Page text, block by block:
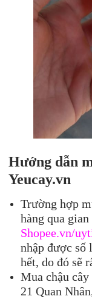
Hướng dẫn
Yeucay.vn
Trường hợp
hàng qua
Shopee.vn/
nhập được số
hết, do đó sẽ
Mua chậu
21 Quan